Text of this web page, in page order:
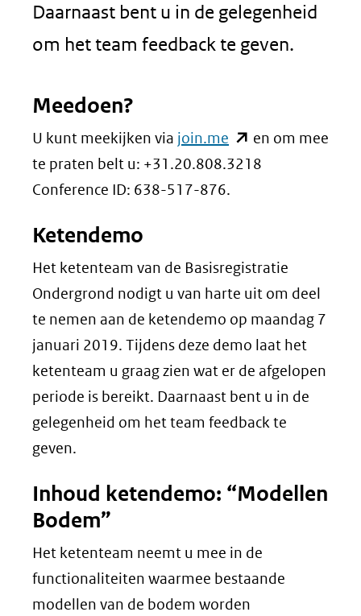
Daarnaast bent u in de gelegenheid
om het team feedback te geven.
Meedoen?
U kunt meekijken via join.me (opent
in
nieuw
naar
een
andere
website)
en om mee
te praten belt u: +31.20.808.3218
Conference ID: 638-517-876.
Ketendemo
Het ketenteam van de Basisregistratie
Ondergrond nodigt u van harte uit om deel
te nemen aan de ketendemo op maandag 7
januari 2019. Tijdens deze demo laat het
ketenteam u graag zien wat er de afgelopen
periode is bereikt. Daarnaast bent u in de
gelegenheid om het team feedback te
geven.
Inhoud ketendemo: “Modellen
Bodem”
Het ketenteam neemt u mee in de
functionaliteiten waarmee bestaande
modellen van de bodem worden